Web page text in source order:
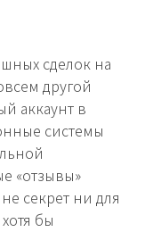
сделок на
другой
аккаунт в
системы
«отзывы»
секрет ни для
бы